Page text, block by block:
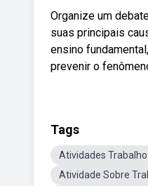
Organize um
suas principais
ensino
prevenir o
Tags
Atividades Trabalho
Atividade Sobre